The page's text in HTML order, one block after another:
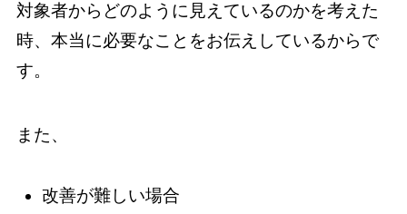
対象者からどのように見えているのかを考えた
時、本当に必要なことをお伝えしているからで
す。
また、
改善が難しい場合